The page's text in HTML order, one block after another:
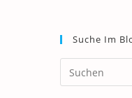
Suche Im